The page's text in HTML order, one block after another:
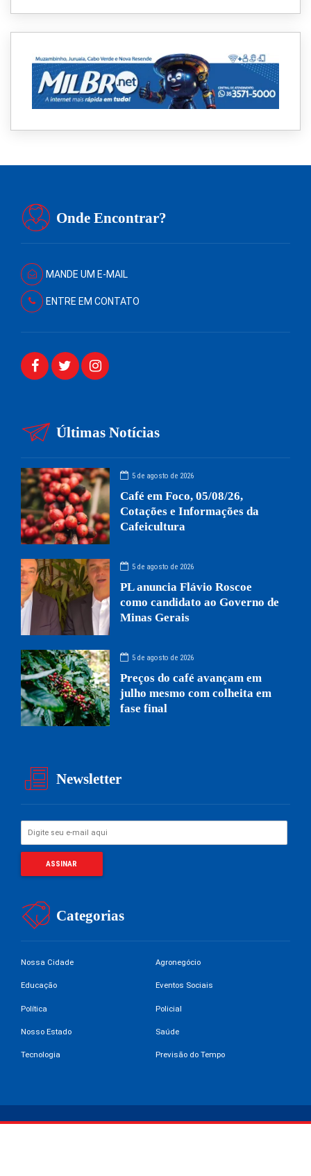
Onde Encontrar?
MANDE UM E-MAIL
ENTRE EM CONTATO
Últimas Notícias
5 de agosto de 2026
Café em Foco, 05/08/26,
Cotações e Informações da
Cafeicultura
5 de agosto de 2026
PL anuncia Flávio Roscoe
como candidato ao Governo de
Minas Gerais
5 de agosto de 2026
Preços do café avançam em
julho mesmo com colheita em
fase final
Newsletter
Categorias
Nossa Cidade Agronegócio
Educação Eventos Sociais
Política Policial
Nosso Estado Saúde
Tecnologia Previsão do Tempo